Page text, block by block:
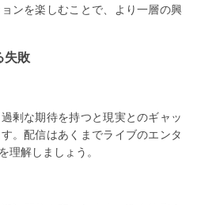
ンを楽しむことで、より一層の興
失敗
剰な期待を持つと現実とのギャッ
。配信はあくまでライブのエンタ
理解しましょう。